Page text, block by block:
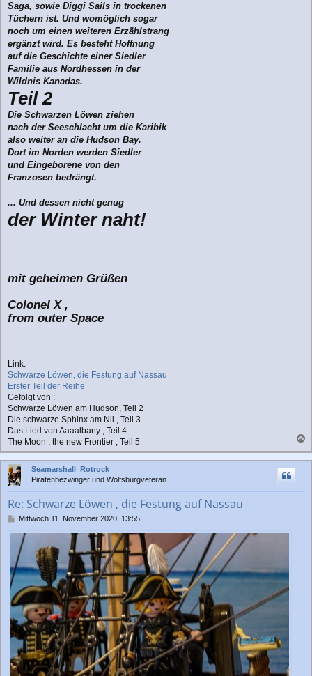
Saga, sowie Diggi Sails in trockenen
Tüchern ist. Und womöglich sogar
noch um einen weiteren Erzählstrang
ergänzt wird. Es besteht Hoffnung
auf die Geschichte einer Siedler
Familie aus Nordhessen in der
Wildnis Kanadas.
Teil 2
Die Schwarzen Löwen ziehen
nach der Seeschlacht um die Karibik
also weiter an die Hudson Bay.
Dort im Norden werden Siedler
und Eingeborene von den
Franzosen bedrängt.
... Und dessen nicht genug
der Winter naht!
mit geheimen Grüßen
Colonel X ,
from outer Space
Link:
Schwarze Löwen, die Festung auf Nassau
Erster Teil der Reihe
Gefolgt von :
Schwarze Löwen am Hudson, Teil 2
Die schwarze Sphinx am Nil , Teil 3
Das Lied von Aaaalbany , Teil 4
The Moon , the new Frontier , Teil 5
a
c
Seamarshall_Rotrock
Piratenbezwinger und Wolfsburgveteran
Re: Schwarze Löwen , die Festung auf Nassau
B
r
a
Mittwoch 11. November 2020, 13:55